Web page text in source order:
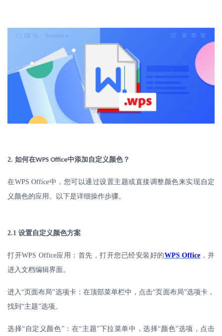
2. 如何在WPS Office中添加自定义颜色？
在WPS Office中，您可以通过设置主题或直接调整颜色来实现自定
义颜色的应用。以下是详细操作步骤。
2.1 设置自定义颜色方案
打开WPS Office应用：首先，打开您已经安装好的WPS Office ，并
进入文档编辑界面。
进入“页面布局”选项卡：在顶部菜单栏中，点击“页面布局”选项卡，
找到“主题”选项。
选择“自定义颜色”：在“主题”下拉菜单中，选择“颜色”选项，点击